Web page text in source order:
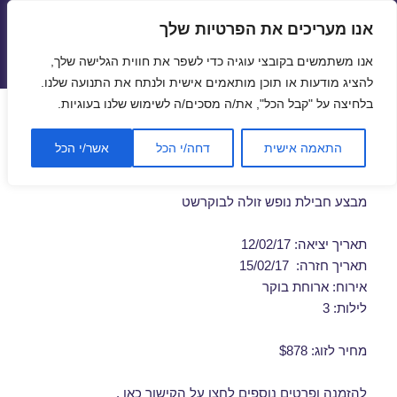
אנו מעריכים את הפרטיות שלך
אנו משתמשים בקובצי עוגיה כדי לשפר את חווית הגלישה שלך,
להציג מודעות או תוכן מותאמים אישית ולנתח את התנועה שלנו.
בלחיצה על "קבל הכל", את/ה מסכים/ה לשימוש שלנו בעוגיות.
התאמה אישית דחה/י הכל אשר/י הכל
תפריטים
ווידג'טים
חבילות נופש לבוקרשט
בפברואר 12/02/2017
מבצע חבילת נופש זולה לבוקרשט
תאריך יציאה: 12/02/17
תאריך חזרה: 15/02/17
אירוח: ארוחת בוקר
לילות: 3
מחיר לזוג: $878
להזמנה ופרטים נוספים לחצו על הקישור כאן .